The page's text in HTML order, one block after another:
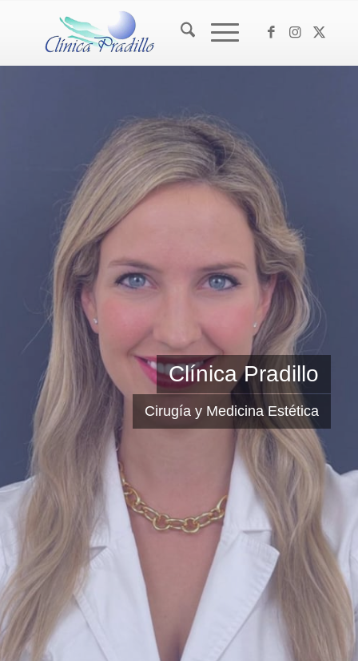
Clínica Pradillo
Cirugía y Medicina Estética